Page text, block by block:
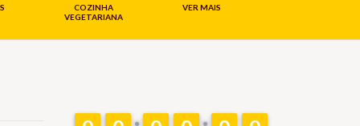
COZINHA
VEGETARIANA
VER MAIS